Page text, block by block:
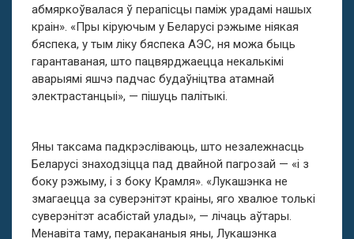
абмяркоўвалася ў перапісцы паміж урадамі нашых
краін». «Пры кіруючым у Беларусі рэжыме ніякая
бяспека, у тым ліку бяспека АЭС, ня можа быць
гарантаваная, што пацвярджаецца некалькімі
аварыямі яшчэ падчас будаўніцтва атамнай
электрастанцыі», — пішуць палітыкі.
Яны таксама падкрэсліваюць, што незалежнасць
Беларусі знаходзіцца пад двайной пагрозай — «і з
боку рэжыму, і з боку Крамля». «Лукашэнка не
змагаецца за суверэнітэт краіны, яго хвалюе толькі
суверэнітэт асабістай улады», — лічаць аўтары.
Менавіта таму, перакананыя яны, Лукашэнка